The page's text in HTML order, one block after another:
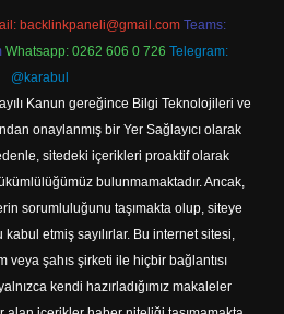
backlinkpaneli@gmail.com Teams:
Whatsapp: 0262 606 0 726 Telegram:
@karabul
Kanun gereğince Bilgi Teknolojileri ve
onaylanmış bir Yer Sağlayıcı olarak
sitedeki içerikleri proaktif olarak
bulunmamaktadır. Ancak,
sorumluluğunu taşımakta olup, siteye
etmiş sayılırlar. Bu internet sitesi,
veya şahıs şirketi ile hiçbir bağlantısı
kendi hazırladığımız makaleler